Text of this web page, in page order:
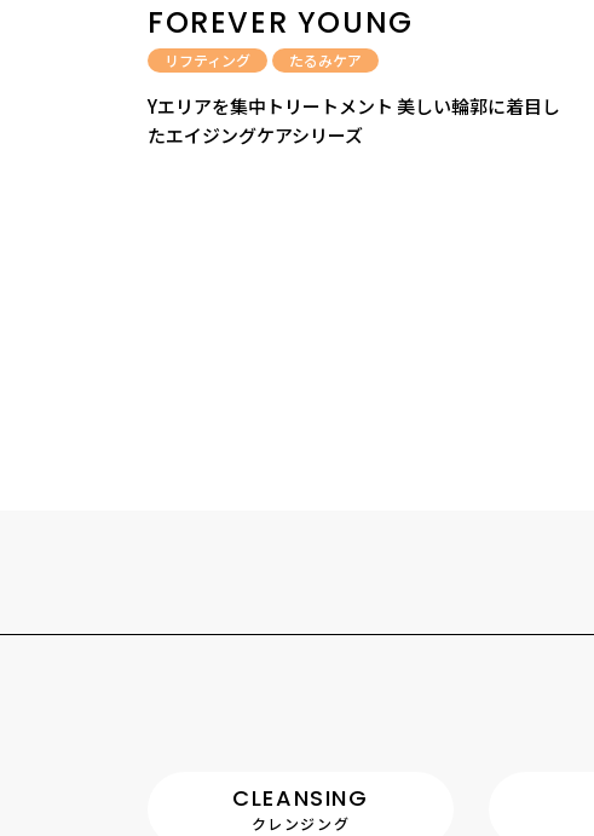
FOREVER YOUNG
リフティング たるみケア
Yエリアを集中トリートメント 美しい輪郭に着目し
たエイジングケアシリーズ
CLEANSING
クレンジング